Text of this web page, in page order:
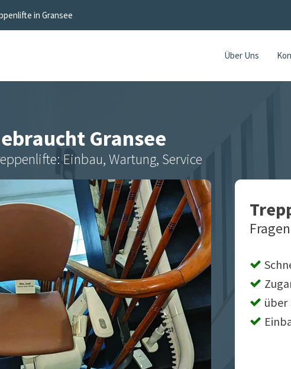
in Gransee
Über Uns
Gransee
Einbau, Wartung, Service
über